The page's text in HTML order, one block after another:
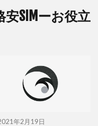
SIMーお役立
年2月19日